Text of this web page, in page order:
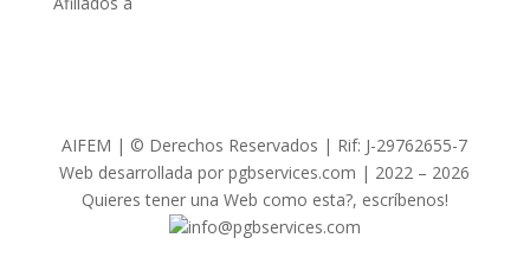
AIFEM | © Derechos Reservados | Rif: J-29762655-7
Web desarrollada por pgbservices.com | 2022 – 2026
Quieres tener una Web como esta?, escríbenos!
info@pgbservices.com